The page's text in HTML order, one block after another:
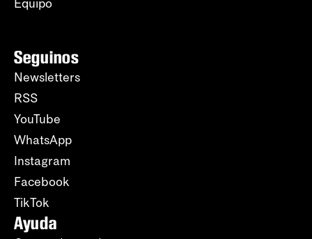
Equipo
Seguinos
Newsletters
RSS
YouTube
WhatsApp
Instagram
Facebook
TikTok
Ayuda